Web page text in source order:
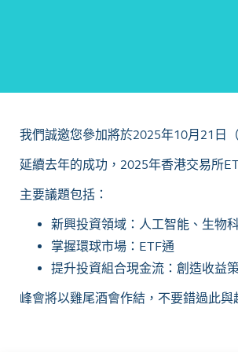
我們誠邀您參加將於2025年10月21日
延續去年的成功，2025年香港交易所
主要議題包括：
新興投資領域：人工智能、生物
掌握環球市場：ETF通
提升投資組合現金流：創造收益
峰會將以雞尾酒會作結，不要錯過此